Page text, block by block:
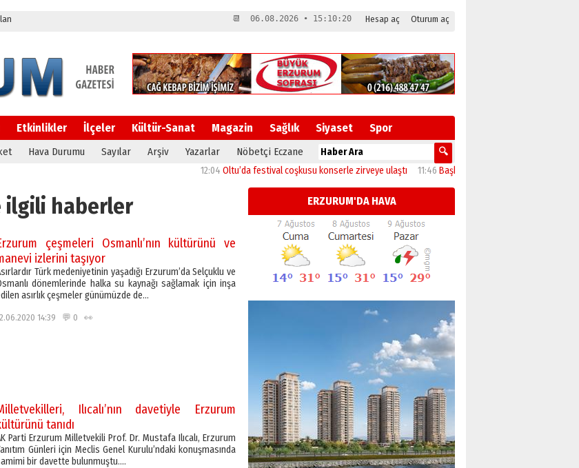
Hesap aç Oturum aç
📆 06.08.2026 • 15:10:21
Etkinlikler İlçeler Kültür-Sanat Magazin Sağlık Siyaset Spor
Hava Durumu Sayılar Arşiv Yazarlar Nöbetçi Eczane
Oltu’da festival coşkusu konserle zirveye ulaştı 11:46Başkan Sekmen’den Akdağ Mahallesi’ne
ilgili haberler
çeşmeleri Osmanlı’nın kültürünü ve
izlerini taşıyor
Türk medeniyetinin yaşadığı Erzurum’da Selçuklu ve
dönemlerinde halka su kaynağı sağlamak için inşa
asırlık çeşmeler günümüzde de…
14:39 💬 0 👀
Ilıcalı’nın davetiyle Erzurum
tanıdı
Parti Erzurum Milletvekili Prof. Dr. Mustafa Ilıcalı, Erzurum
Günleri için Meclis Genel Kurulu’ndaki konuşmasında
bir davette bulunmuştu….
ERZURUM'DA HAVA